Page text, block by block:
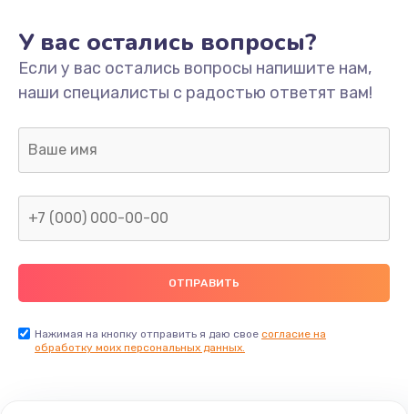
У вас остались вопросы?
Если у вас остались вопросы напишите нам,
наши специалисты с радостью ответят вам!
Нажимая на кнопку отправить я даю свое согласие на
обработку моих персональных данных.